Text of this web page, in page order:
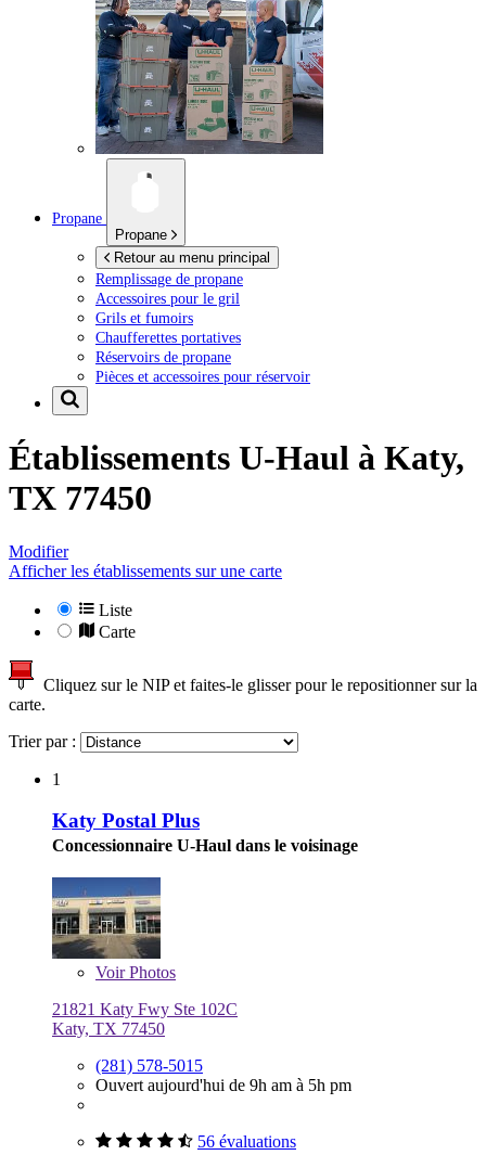
Propane
Propane
Retour au menu principal
Remplissage de propane
Accessoires pour le gril
Grils et fumoirs
Chaufferettes portatives
Réservoirs de propane
Pièces et accessoires pour réservoir
Établissements U-Haul à Katy,
TX 77450
Modifier
Afficher les établissements sur une carte
Liste
Carte
Cliquez sur le NIP et faites-le glisser pour le repositionner sur la
carte.
Trier par :
1
Katy Postal Plus
Concessionnaire U-Haul dans le voisinage
VoirPhotos
21821 Katy Fwy Ste 102C
Katy, TX 77450
(281) 578-5015
Ouvert aujourd'hui de 9h am à 5h pm
56 évaluations